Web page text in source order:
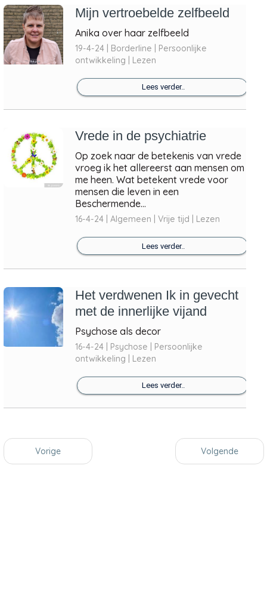
Mijn vertroebelde zelfbeeld
Anika over haar zelfbeeld
19-4-24 | Borderline | Persoonlijke
ontwikkeling | Lezen
Lees verder..
Vrede in de psychiatrie
Op zoek naar de betekenis van vrede
vroeg ik het allereerst aan mensen om
me heen. Wat betekent vrede voor
mensen die leven in een
Beschermende...
16-4-24 | Algemeen | Vrije tijd | Lezen
Lees verder..
Het verdwenen Ik in gevecht
met de innerlijke vijand
Psychose als decor
16-4-24 | Psychose | Persoonlijke
ontwikkeling | Lezen
Lees verder..
Vorige Volgende